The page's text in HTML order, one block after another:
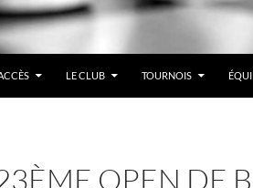
LE CLUB TOURNOIS
OPEN DE